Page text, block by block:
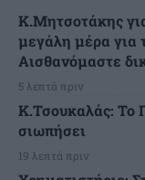
Κ.Μητσοτάκης
μεγάλη μέρα για
Αισθανόμαστε
5 λεπτά πριν
Κ.Τσουκαλάς: Το
σιωπήσει
19 λεπτά πριν